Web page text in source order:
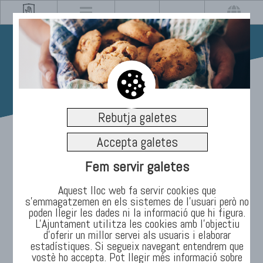
29/09/2021
Amics de la Música de
Manlleu enfila la recta
final del cicle 2021 amb
el concert Cuatro
estaciones porteñas a
Rebutja galetes
Accepta galetes
Fem servir galetes
Aquest lloc web fa servir cookies que
s’emmagatzemen en els sistemes de l'usuari però no
poden llegir les dades ni la informació que hi figura.
L'Ajuntament utilitza les cookies amb l'objectiu
d’oferir un millor servei als usuaris i elaborar
estadístiques. Si segueix navegant entendrem que
vostè ho accepta. Pot llegir més informació sobre